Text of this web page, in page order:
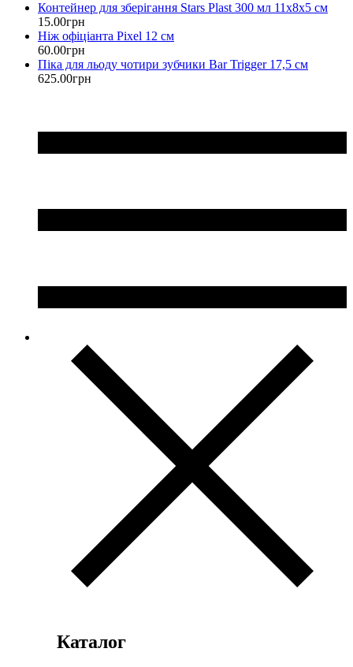
Контейнер для зберігання Stars Plast 300 мл 11х8х5 см
15.00грн
Ніж офіціанта Pixel 12 см
60.00грн
Піка для льоду чотири зубчики Bar Trigger 17,5 см
625.00грн
Каталог